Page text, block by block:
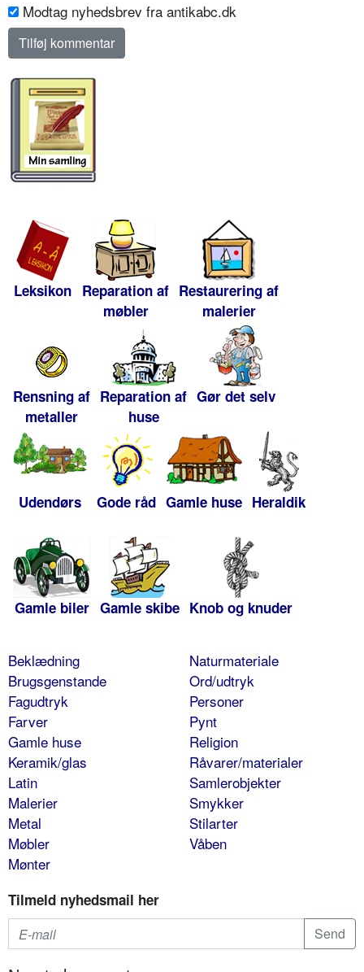
Modtag nyhedsbrev fra antikabc.dk
Leksikon Reparation af
møbler
Restaurering af
malerier
Rensning af
metaller
Reparation af
huse
Gør det selv
Udendørs Gode råd Gamle huse Heraldik
Gamle biler Gamle skibe Knob og knuder
Beklædning
Brugsgenstande
Fagudtryk
Farver
Gamle huse
Keramik/glas
Latin
Malerier
Metal
Møbler
Mønter
Naturmateriale
Ord/udtryk
Personer
Pynt
Religion
Råvarer/materialer
Samlerobjekter
Smykker
Stilarter
Våben
Tilmeld nyhedsmail her